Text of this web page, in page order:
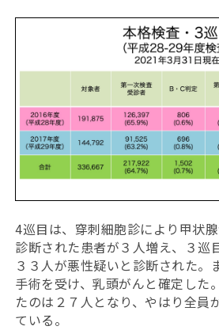
4巡目は、穿刺細胞診により甲状
診断された患者が３人増え、３巡
３３人が悪性疑いと診断された。
手術を受け、乳頭がんと確定した
たのは２７人となり、やはり全員
ている。